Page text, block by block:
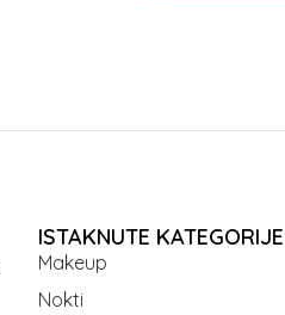
ISTAKNUTE KATEGORIJE
Makeup
Nokti